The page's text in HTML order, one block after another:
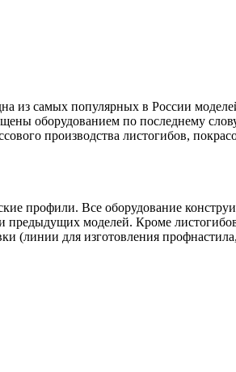
из самых популярных в России
оборудованием по последнему
производства листогибов,
профили. Все оборудование
моделей. Кроме
(линии для изготовления